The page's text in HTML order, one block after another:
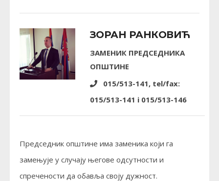
ЗОРАН РАНКОВИЋ
ЗАМЕНИК ПРЕДСЕДНИКА
ОПШТИНЕ
015/513-141, tel/fax:
015/513-141 i 015/513-146
Председник општине има заменика који га
замењује у случају његове одсутности и
спречености да обавља своју дужност.